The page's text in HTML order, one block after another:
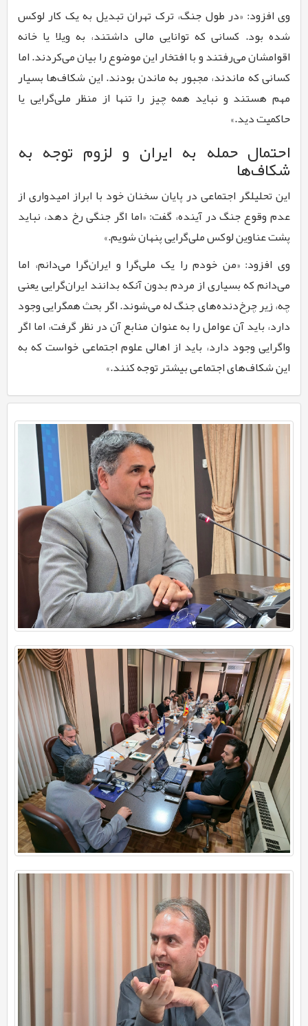
وی افزود: «در طول جنگ، ترک تهران تبدیل به یک کار لوکس
شده بود. کسانی که توانایی مالی داشتند، به ویلا یا خانه
اقوامشان می‌رفتند و با افتخار این موضوع را بیان می‌کردند. اما
کسانی که ماندند، مجبور به ماندن بودند. این شکاف‌ها بسیار
مهم هستند و نباید همه چیز را تنها از منظر ملی‌گرایی یا
حاکمیت دید.»
احتمال حمله به ایران و لزوم توجه به
شکاف‌ها
این تحلیلگر اجتماعی در پایان سخنان خود با ابراز امیدواری از
عدم وقوع جنگ در آینده، گفت: «اما اگر جنگی رخ دهد، نباید
پشت عناوین لوکس ملی‌گرایی پنهان شویم.»
وی افزود: «من خودم را یک ملی‌گرا و ایران‌گرا می‌دانم، اما
می‌دانم که بسیاری از مردم بدون آنکه بدانند ایران‌گرایی یعنی
چه، زیر چرخ‌دنده‌های جنگ له می‌شوند. اگر بحث همگرایی وجود
دارد، باید آن عوامل را به عنوان منابع آن در نظر گرفت، اما اگر
واگرایی وجود دارد، باید از اهالی علوم اجتماعی خواست که به
این شکاف‌های اجتماعی بیشتر توجه کنند.»